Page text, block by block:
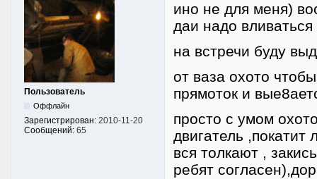
Пользователь
Оффлайн
Зарегистрирован: 2010-11-20
Сообщений: 65
ино не для меня)
даи надо
на встречи буду
от ваза охото
прямоток и
просто с умом
двигатель
вся толкают ,
ребят